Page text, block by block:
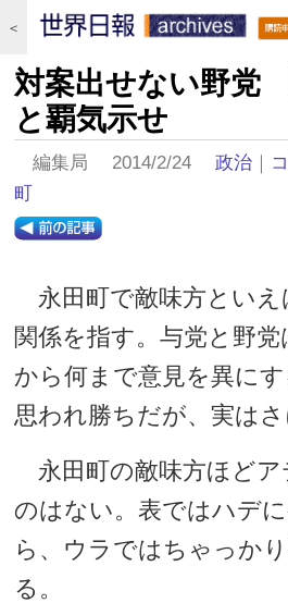
＜
対案出せない野党
と覇気示せ
編集局 2014/2/24政治 ｜
町
永田町で敵味方といえ
関係を指す。与党と野
から何まで意見を異に
思われ勝ちだが、実はさ
永田町の敵味方ほどア
のはない。表ではハデ
ら、ウラではちゃっか
る。